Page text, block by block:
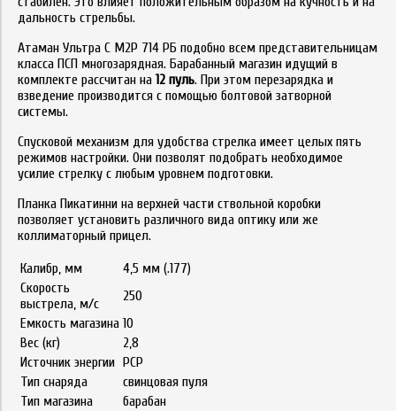
дальность стрельбы.
Атаман Ультра С М2Р 714 РБ подобно всем представительницам
класса ПСП многозарядная. Барабанный магазин идущий в
комплекте рассчитан на 12 пуль. При этом перезарядка и
взведение производится с помощью болтовой затворной
системы.
Спусковой механизм для удобства стрелка имеет целых пять
режимов настройки. Они позволят подобрать необходимое
усилие стрелку с любым уровнем подготовки.
Планка Пикатинни на верхней части ствольной коробки
позволяет установить различного вида оптику или же
коллиматорный прицел.
Калибр, мм
4,5 мм (.177)
Скорость
выстрела, м/с
250
Емкость магазина 10
Вес (кг)
2,8
Источник энергии PCP
Тип снаряда
свинцовая пуля
Тип магазина
барабан